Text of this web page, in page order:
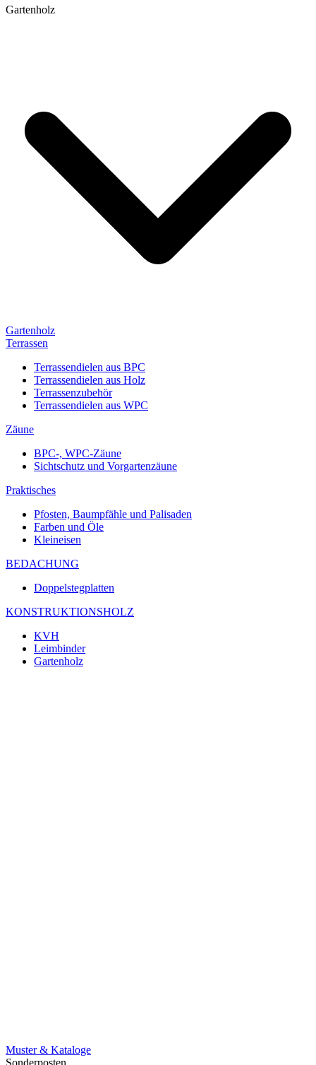
Gartenholz
Gartenholz
Terrassen
Terrassendielen aus BPC
Terrassendielen aus Holz
Terrassenzubehör
Terrassendielen aus WPC
Zäune
BPC-, WPC-Zäune
Sichtschutz und Vorgartenzäune
Praktisches
Pfosten, Baumpfähle und Palisaden
Farben und Öle
Kleineisen
BEDACHUNG
Doppelstegplatten
KONSTRUKTIONSHOLZ
KVH
Leimbinder
Gartenholz
Muster & Kataloge
Sonderposten